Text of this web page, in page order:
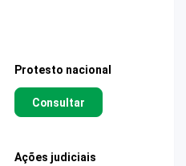
Protesto nacional
Consultar
Ações judiciais